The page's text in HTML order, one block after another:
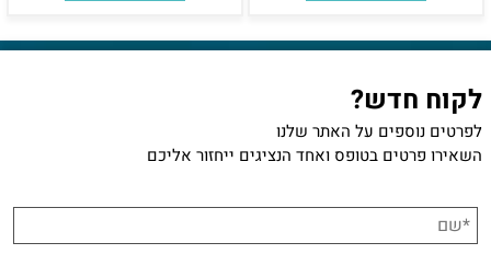
לקוח חדש?
לפרטים נוספים על האתר שלנו
השאירו פרטים בטופס ואחד הנציגים ייחזור אליכם